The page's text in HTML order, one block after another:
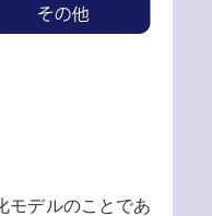
モデルのことであ